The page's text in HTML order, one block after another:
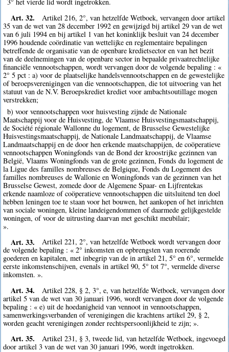
Art. 32.
Artikel 216, 2°, van hetzelfde Wetboek, vervangen door artikel
35 van de wet van 28 december 1992 en gewijzigd bij artikel 29 van de wet
van 6 juli 1994 en bij artikel 1 van het koninklijk besluit van 24 december
1996 houdende coördinatie van wettelijke en reglementaire bepalingen
betreffende de organisatie van de openbare kredietsector en van het bezit
van de deelnemingen van de openbare sector in bepaalde privaatrechtelijke
financiële vennootschappen, wordt vervangen door de volgende bepaling : «
2° 5 pct : a) voor de plaatselijke handelsvennootschappen en de gewestelijke
of beroepsverenigingen van die vennootschappen, die tot uitvoering van het
statuut van de N.V. Beroepskrediet krediet voor ambachtsoutillage mogen
verstrekken;
b) voor vennootschappen voor huisvesting zijnde de Nationale
Maatschappij voor de Huisvesting, de Vlaamse Huisvestingsmaatschappij,
de Société régionale Wallonne du logement, de Brusselse Gewestelijke
Huisvestingsmaatschappij, de Nationale Landmaatschappij, de Vlaamse
Landmaatschappij en de door hen erkende maatschappijen, de coöperatieve
vennootschappen Woningfonds van de Bond der kroostrijke gezinnen van
België, Vlaams Woningfonds van de grote gezinnen, Fonds du logement de
la Ligue des familles nombreuses de Belgique, Fonds du Logement des
familles nombreuses de Wallonie en Woningfonds van de gezinnen van het
Brusselse Gewest, zomede door de Algemene Spaar- en Lijfrentekas
erkende naamloze of coöperatieve vennootschappen die uitsluitend ten doel
hebben leningen toe te staan voor het bouwen, het aankopen of het inrichten
van sociale woningen, kleine landeigendommen of daarmede gelijkgestelde
woningen, of voor de uitrusting daarvan met geschikt meubilair;
».
Art. 33.
Artikel 221, 2°, van hetzelfde Wetboek wordt vervangen door
de volgende bepaling : « 2° inkomsten en opbrengsten van roerende
goederen en kapitalen, met inbegrip van de in artikel 21, 5° en 6°, vermelde
eerste inkomstenschijven, evenals in artikel 90, 5° tot 7°, vermelde diverse
inkomsten. ».
Art. 34.
Artikel 228, § 2, 3°, e, van hetzelfde Wetboek, vervangen door
artikel 5 van de wet van 30 januari 1996, wordt vervangen door de volgende
bepaling : « e) uit de hoedanigheid van vennoot in vennootschappen,
samenwerkingsverbanden of verenigingen die krachtens artikel 29, § 2,
worden geacht verenigingen zonder rechtspersoonlijkheid te zijn; ».
Art. 35.
Artikel 231, § 3, tweede lid, van hetzelfde Wetboek, ingevoegd
door artikel 3 van de wet van 30 januari 1996, wordt ingetrokken.